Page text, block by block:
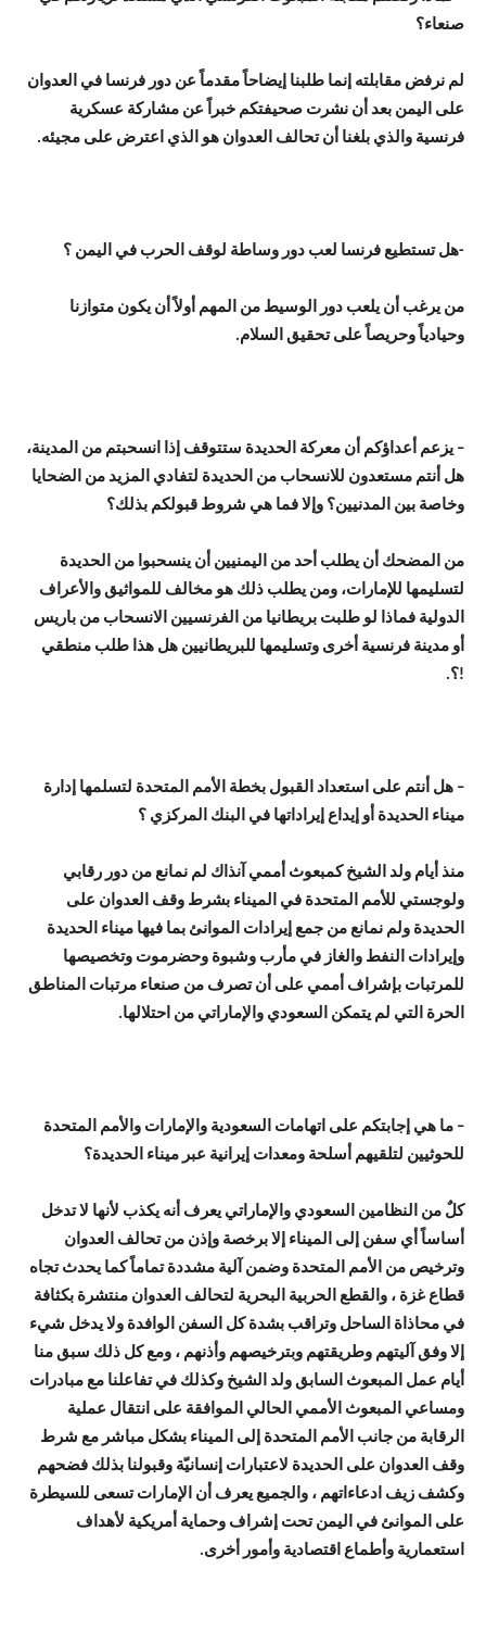
صنعاء؟
لم نرفض مقابلته إنما طلبنا إيضاحاً مقدماً عن دور فرنسا في العدوان
على اليمن بعد أن نشرت صحيفتكم خبراً عن مشاركة عسكرية
فرنسية والذي بلغنا أن تحالف العدوان هو الذي اعترض على مجيئه.
-هل تستطيع فرنسا لعب دور وساطة لوقف الحرب في اليمن ؟
من يرغب أن يلعب دور الوسيط من المهم أولاً أن يكون متوازنا
وحيادياً وحريصاً على تحقيق السلام.
– يزعم أعداؤكم أن معركة الحديدة ستتوقف إذا انسحبتم من المدينة،
هل أنتم مستعدون للانسحاب من الحديدة لتفادي المزيد من الضحايا
وخاصة بين المدنيين؟ وإلا فما هي شروط قبولكم بذلك؟
من المضحك أن يطلب أحد من اليمنيين أن ينسحبوا من الحديدة
لتسليمها للإمارات، ومن يطلب ذلك هو مخالف للمواثيق والأعراف
الدولية فماذا لو طلبت بريطانيا من الفرنسيين الانسحاب من باريس
أو مدينة فرنسية أخرى وتسليمها للبريطانيين هل هذا طلب منطقي
!؟.
– هل أنتم على استعداد القبول بخطة الأمم المتحدة لتسلمها إدارة
ميناء الحديدة أو إيداع إيراداتها في البنك المركزي ؟
منذ أيام ولد الشيخ كمبعوث أممي آنذاك لم نمانع من دور رقابي
ولوجستي للأمم المتحدة في الميناء بشرط وقف العدوان على
الحديدة ولم نمانع من جمع إيرادات الموانئ بما فيها ميناء الحديدة
وإيرادات النفط والغاز في مأرب وشبوة وحضرموت وتخصيصها
للمرتبات بإشراف أممي على أن تصرف من صنعاء مرتبات المناطق
الحرة التي لم يتمكن السعودي والإماراتي من احتلالها.
– ما هي إجابتكم على اتهامات السعودية والإمارات والأمم المتحدة
للحوثيين لتلقيهم أسلحة ومعدات إيرانية عبر ميناء الحديدة؟
كلٌ من النظامين السعودي والإماراتي يعرف أنه يكذب لأنها لا تدخل
أساساً أي سفن إلى الميناء إلا برخصة وإذن من تحالف العدوان
وترخيص من الأمم المتحدة وضمن آلية مشددة تماماً كما يحدث تجاه
قطاع غزة ، والقطع الحربية البحرية لتحالف العدوان منتشرة بكثافة
في محاذاة الساحل وتراقب بشدة كل السفن الوافدة ولا يدخل شيء
إلا وفق آليتهم وطريقتهم وبترخيصهم وأذنهم ، ومع كل ذلك سبق منا
أيام عمل المبعوث السابق ولد الشيخ وكذلك في تفاعلنا مع مبادرات
ومساعي المبعوث الأممي الحالي الموافقة على انتقال عملية
الرقابة من جانب الأمم المتحدة إلى الميناء بشكل مباشر مع شرط
وقف العدوان على الحديدة لاعتبارات إنسانيّة وقبولنا بذلك فضحهم
وكشف زيف ادعاءاتهم ، والجميع يعرف أن الإمارات تسعى للسيطرة
على الموانئ في اليمن تحت إشراف وحماية أمريكية لأهداف
استعمارية وأطماع اقتصادية وأمور أخرى.